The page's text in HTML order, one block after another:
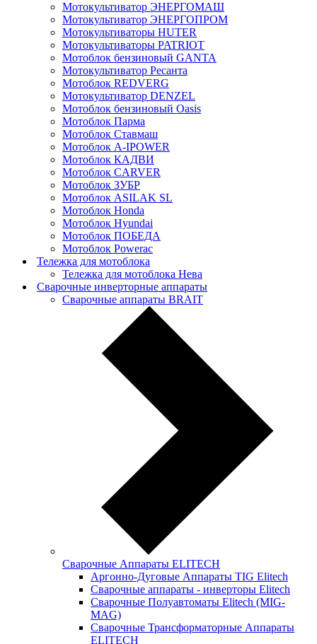
Мотокультиватор ЭНЕРГОМАШ
Мотокультиватор ЭНЕРГОПРОМ
Мотокультиваторы HUTER
Мотокультиваторы PATRIOT
Мотоблок бензиновый GANTA
Мотокультиватор Ресанта
Мотоблок REDVERG
Мотокультиватор DENZEL
Мотоблок бензиновый Oasis
Мотоблок Парма
Мотоблок Ставмаш
Мотоблок A-IPOWER
Мотоблок КАДВИ
Мотоблок CARVER
Мотоблок ЗУБР
Мотоблок ASILAK SL
Мотоблок Нonda
Мотоблок Нyundai
Мотоблок ПОБЕДА
Мотоблок Powerac
Тележка для мотоблока
Тележка для мотоблока Нева
Сварочные инверторные аппараты
Сварочные аппараты BRAIT
Сварочные Аппараты ELITECH
Аргонно-Дуговые Аппараты TIG Elitech
Сварочные аппараты - инверторы Elitech
Сварочные Полуавтоматы Elitech (MIG-
MAG)
Сварочные Трансформаторные Аппараты
ELITECH